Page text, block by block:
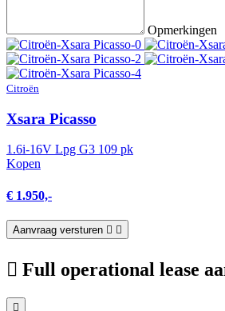
Opmerkingen
Citroën
Xsara Picasso
1.6i-16V Lpg G3 109 pk
Kopen
€ 1.950,-
Aanvraag versturen
Full operational lease